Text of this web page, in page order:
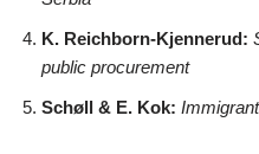
K. Reichborn-Kjennerud:
public procurement
Schøll & E. Kok: